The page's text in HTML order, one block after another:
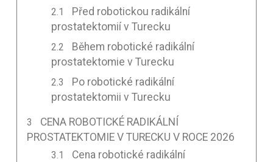
Před robotickou radikální
prostatektomií v Turecku
Během robotické radikální
prostatektomie v Turecku
Po robotické radikální
prostatektomii v Turecku
CENA ROBOTICKÉ RADIKÁLNÍ
PROSTATEKTOMIE V TURECKU V ROCE 2026
Cena robotické radikální